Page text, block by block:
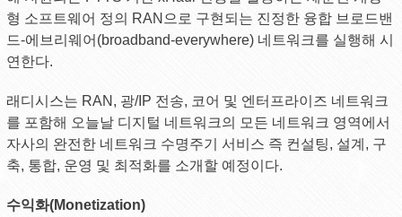
형 소프트웨어 정의 RAN으로 구현되는 진정한 융합 브로드밴
드-에브리웨어(broadband-everywhere) 네트워크를 실행해 시
연한다.
래디시스는 RAN, 광/IP 전송, 코어 및 엔터프라이즈 네트워크
를 포함해 오늘날 디지털 네트워크의 모든 네트워크 영역에서
자사의 완전한 네트워크 수명주기 서비스 즉 컨설팅, 설계, 구
축, 통합, 운영 및 최적화를 소개할 예정이다.
수익화(Monetization)